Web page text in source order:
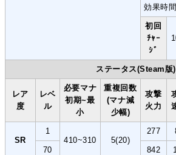
効果時
初回
ﾁｬｰ
ｼﾞ
ステータス(Steam版)
レア
度
レベ
ル
必要マナ
初期~最
小
重複回数
(マナ減
少幅)
攻撃
火力
SR
1
410~310
5(20)
277
70 842